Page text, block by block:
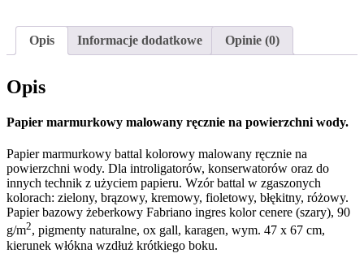
Opis Informacje dodatkowe Opinie (0)
Opis
Papier marmurkowy malowany ręcznie na powierzchni wody.
Papier marmurkowy battal kolorowy malowany ręcznie na
powierzchni wody. Dla introligatorów, konserwatorów oraz do
innych technik z użyciem papieru. Wzór battal w zgaszonych
kolorach: zielony, brązowy, kremowy, fioletowy, błękitny, różowy.
Papier bazowy żeberkowy Fabriano ingres kolor cenere (szary), 90
g/m2, pigmenty naturalne, ox gall, karagen, wym. 47 x 67 cm,
kierunek włókna wzdłuż krótkiego boku.